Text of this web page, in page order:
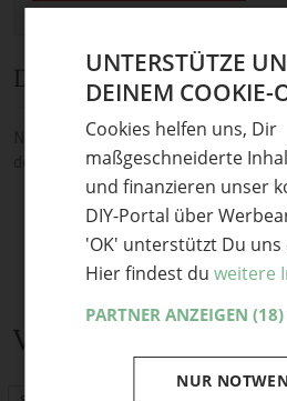
Diskussion
Noch keine Kommentare — sei die
deine Meinung.
Verwandte Themen
UNTERSTÜTZE
DEINEM COOKIE-
Cookies helfen uns, Dir
maßgeschneiderte
und finanzieren unser
DIY-Portal über
'OK' unterstützt Du uns
Hier findest du weitere
PARTNER ANZEIGEN
NUR